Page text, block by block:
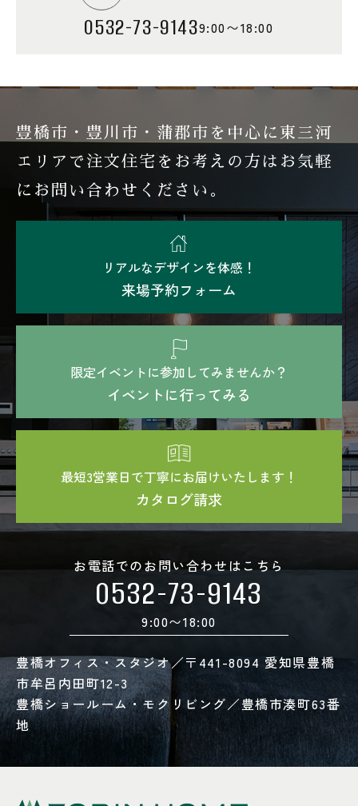
0532-73-91439:00〜18:00
豊橋市・豊川市・蒲郡市を中心に東三河
エリアで注文住宅を お考えの方はお気軽
にお問い合わせください。
リアルなデザインを体感！
来場予約フォーム
限定イベントに参加してみませんか？
イベントに行ってみる
最短3営業日で丁寧にお届けいたします！
カタログ請求
お電話でのお問い合わせはこちら
0532-73-9143
9:00〜18:00
豊橋オフィス・スタジオ／〒441-8094 愛知県豊橋
市牟呂内田町12-3
豊橋ショールーム・モクリビング／豊橋市湊町63番
地